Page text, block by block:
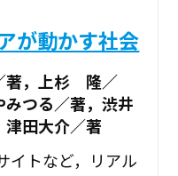
が動かす社会
著，上杉 隆／
つる／著，渋井
田大介／著
イトなど，リアル